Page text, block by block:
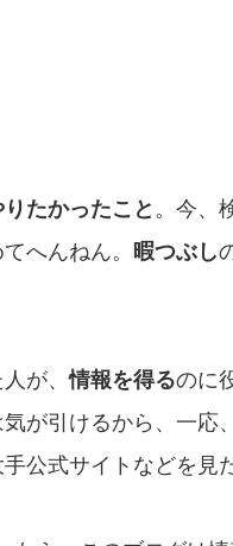
たかったこと 。今、
へんねん。 暇つぶし
が、情報を得るのに
が引けるから、一応
公式サイトなどを見